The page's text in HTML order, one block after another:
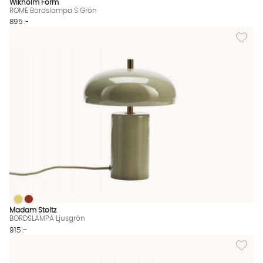
Wikholm Form
ROME Bordslampa S Grön
895 :-
Lägg
BORDSLAMPA Ljusgrön Finns även i dessa färger:
BORDSLAMPA Ljusgrön
BORDSLAMPA Ljusgrön
Madam Stoltz
BORDSLAMPA Ljusgrön
915 :-
Lägg